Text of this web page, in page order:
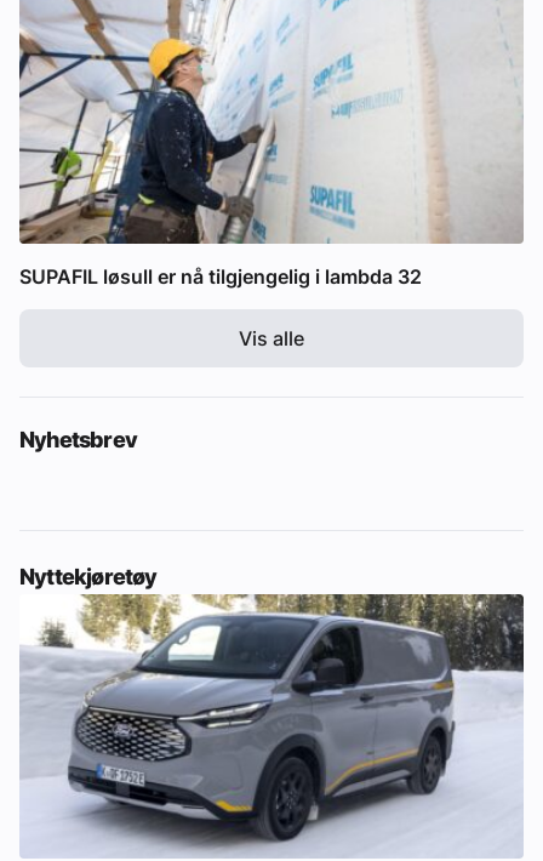
SUPAFIL løsull er nå tilgjengelig i lambda 32
Vis alle
Nyhetsbrev
Nyttekjøretøy